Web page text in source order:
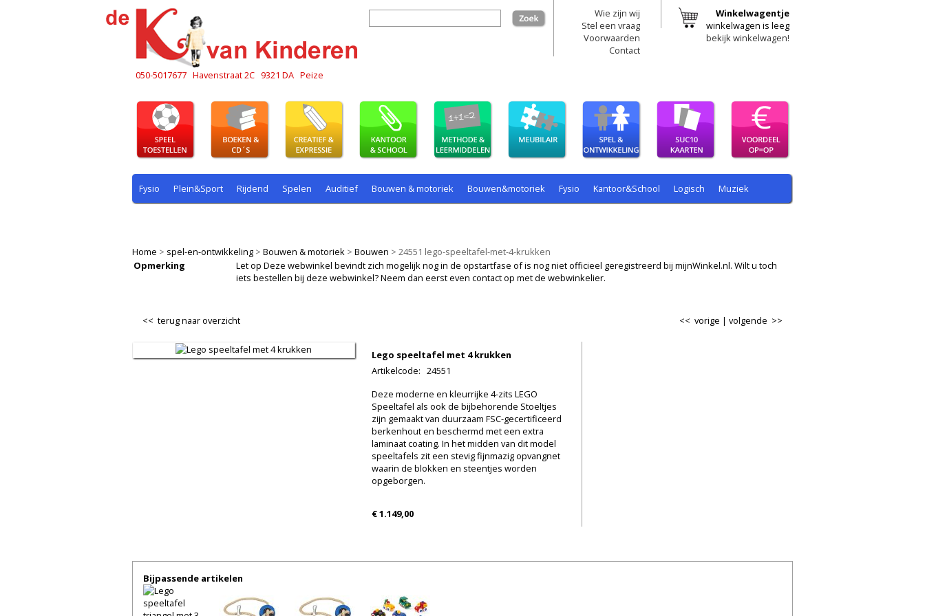
050-5017677 Havenstraat 2C 9321 DA Peize
zoek
Wie zijn wij
Stel een vraag
Voorwaarden
Contact
Winkelwagentje
winkelwagen is leeg
bekijk winkelwagen!
Fysio Plein&Sport Rijdend Spelen Auditief Bouwen & motoriek Bouwen&motoriek Fysio Kantoor&School Logisch Muziek
Home > spel-en-ontwikkeling > Bouwen & motoriek > Bouwen > 24551 lego-speeltafel-met-4-krukken
Opmerking
Let op Deze webwinkel bevindt zich mogelijk nog in de opstartfase of is nog niet officieel geregistreerd bij mijnWinkel.nl. Wilt u toch
iets bestellen bij deze webwinkel? Neem dan eerst even contact op met de webwinkelier.
<< terug naar overzicht volgende >>
<< vorige |
Lego speeltafel met 4 krukken
Artikelcode: 24551
Deze moderne en kleurrijke 4-zits LEGO
Speeltafel als ook de bijbehorende Stoeltjes
zijn gemaakt van duurzaam FSC-gecertificeerd
berkenhout en beschermd met een extra
laminaat coating. In het midden van dit model
speeltafels zit een stevig fijnmazig opvangnet
waarin de blokken en steentjes worden
opgeborgen.
€ 1.149,00
Bijpassende artikelen